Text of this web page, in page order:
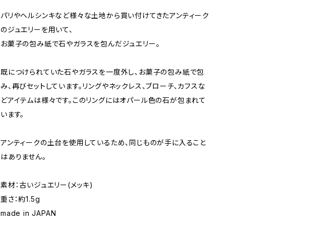
パリやヘルシンキなど様々な土地から買い付けてきたアンティーク
のジュエリーを用いて、
お菓子の包み紙で石やガラスを包んだジュエリー。
既につけられていた石やガラスを一度外し、お菓子の包み紙で包
み、再びセットしています。リングやネックレス、ブローチ、カフスな
どアイテムは様々です。このリングにはオパール色の石が包まれて
います。
アンティークの土台を使用しているため、同じものが手に入ること
はありません。
素材：古いジュエリー(メッキ)
重さ：約1.5g
made in JAPAN